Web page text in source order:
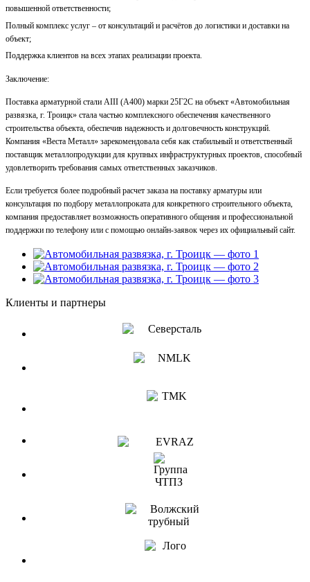
повышенной ответственности;
Полный комплекс услуг – от консультаций и расчётов до логистики и доставки на
объект;
Поддержка клиентов на всех этапах реализации проекта.
Заключение:
Поставка арматурной стали AIII (А400) марки 25Г2С на объект «Автомобильная
развязка, г. Троицк» стала частью комплексного обеспечения качественного
строительства объекта, обеспечив надежность и долговечность конструкций.
Компания «Веста Металл» зарекомендовала себя как стабильный и ответственный
поставщик металлопродукции для крупных инфраструктурных проектов, способный
удовлетворить требования самых ответственных заказчиков.
Если требуется более подробный расчет заказа на поставку арматуры или
консультация по подбору металлопроката для конкретного строительного объекта,
компания предоставляет возможность оперативного общения и профессиональной
поддержки по телефону или с помощью онлайн-заявок через их официальный сайт.
Клиенты и партнеры